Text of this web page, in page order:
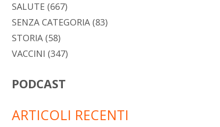
SALUTE (667)
SENZA CATEGORIA(83)
STORIA(58)
VACCINI (347)
PODCAST
ARTICOLI RECENTI